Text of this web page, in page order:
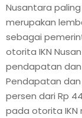
Nusantara
merupakan
sebagai
otorita IKN
pendapatan
Pendapatan dan
persen dari Rp
pada otorita IKN